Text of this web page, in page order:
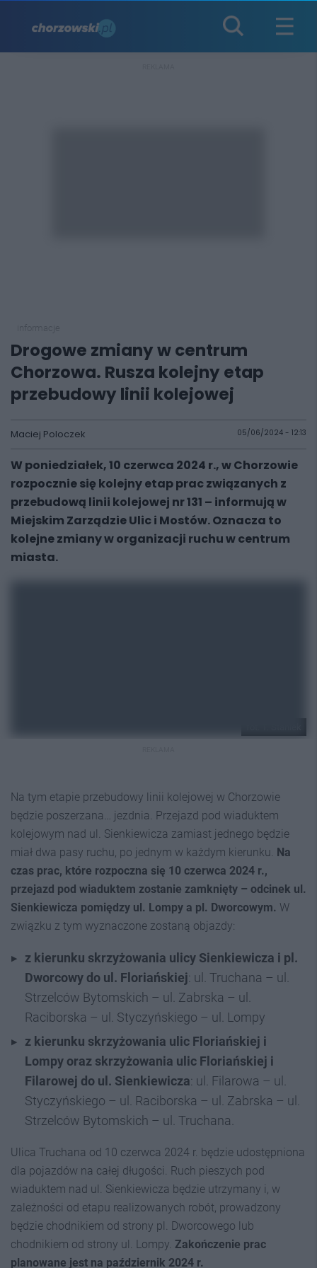
Drogowe zmiany w centrum
Chorzowa. Rusza kolejny etap
przebudowy linii kolejowej
Maciej Poloczek 05/06/2024 - 12:13
W poniedziałek, 10 czerwca 2024 r., w Chorzowie
rozpocznie się kolejny etap prac związanych z
przebudową linii kolejowej nr 131 – informują w
Miejskim Zarządzie Ulic i Mostów. Oznacza to
kolejne zmiany w organizacji ruchu w centrum
miasta.
Na tym etapie przebudowy linii kolejowej w Chorzowie
będzie poszerzana… jezdnia. Przejazd pod wiaduktem
kolejowym nad ul. Sienkiewicza zamiast jednego będzie
miał dwa pasy ruchu, po jednym w każdym kierunku. Na
czas prac, które rozpoczna się 10 czerwca 2024 r.,
przejazd pod wiaduktem zostanie zamknięty – odcinek ul.
Sienkiewicza pomiędzy ul. Lompy a pl. Dworcowym. W
związku z tym wyznaczone zostaną objazdy:
z kierunku skrzyżowania ulicy Sienkiewicza i pl.
Dworcowy do ul. Floriańskiej: ul. Truchana – ul.
Strzelców Bytomskich – ul. Zabrska – ul.
Raciborska – ul. Styczyńskiego – ul. Lompy
z kierunku skrzyżowania ulic Floriańskiej i
Lompy oraz skrzyżowania ulic Floriańskiej i
Filarowej do ul. Sienkiewicza: ul. Filarowa – ul.
Styczyńskiego – ul. Raciborska – ul. Zabrska – ul.
Strzelców Bytomskich – ul. Truchana.
Ulica Truchana od 10 czerwca 2024 r. będzie udostępniona
dla pojazdów na całej długości. Ruch pieszych pod
wiaduktem nad ul. Sienkiewicza będzie utrzymany i, w
zależności od etapu realizowanych robót, prowadzony
będzie chodnikiem od strony pl. Dworcowego lub
chodnikiem od strony ul. Lompy. Zakończenie prac
planowane jest na październik 2024 r.